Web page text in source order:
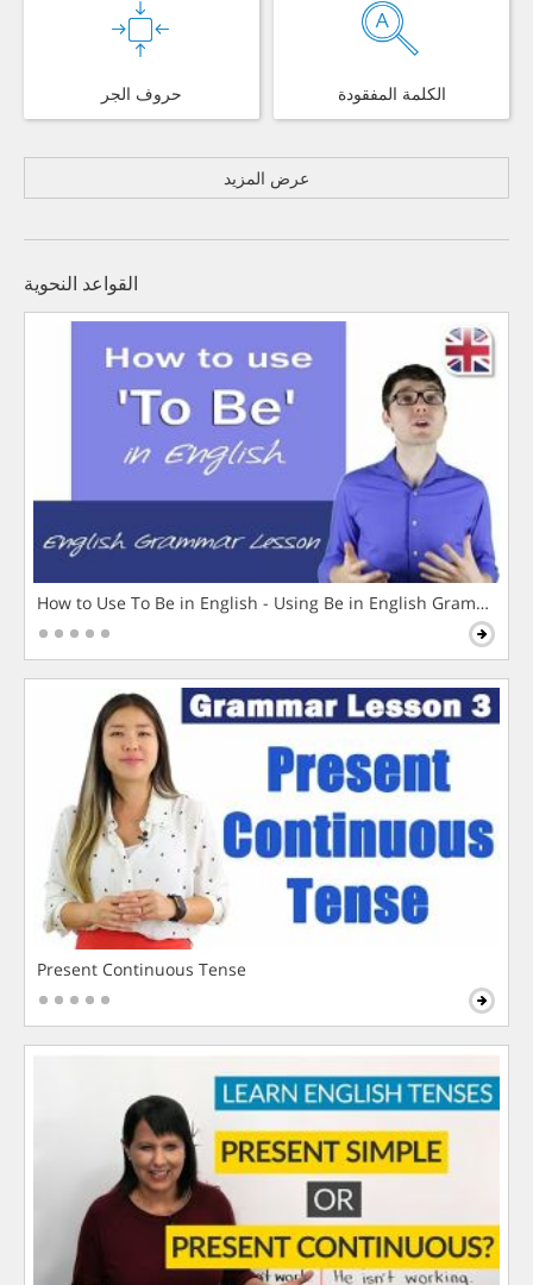
حروف الجر الكلمة المفقودة
عرض المزيد
القواعد النحوية
How to Use To Be in English - Using Be in English Grammar
Present Continuous Tense